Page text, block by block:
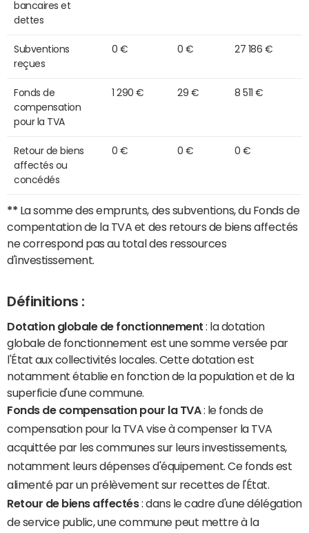
bancaires et
dettes
Subventions
reçues
0 € 0 € 27 186 €
Fonds de
compensation
pour la TVA
1 290 € 29 € 8 511 €
Retour de biens
affectés ou
concédés
0 € 0 € 0 €
** La somme des emprunts, des subventions, du Fonds de
compentation de la TVA et des retours de biens affectés
ne correspond pas au total des ressources
d'investissement.
Définitions :
Dotation globale de fonctionnement : la dotation
globale de fonctionnement est une somme versée par
l'État aux collectivités locales. Cette dotation est
notamment établie en fonction de la population et de la
superficie d'une commune.
Fonds de compensation pour la TVA: le fonds de
compensation pour la TVA vise à compenser la TVA
acquittée par les communes sur leurs investissements,
notamment leurs dépenses d'équipement. Ce fonds est
alimenté par un prélèvement sur recettes de l'État.
Retour de biens affectés: dans le cadre d'une délégation
de service public, une commune peut mettre à la